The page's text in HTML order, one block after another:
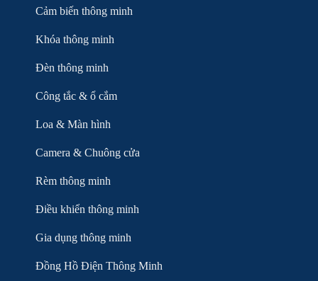
Cảm biến thông minh
Khóa thông minh
Đèn thông minh
Công tắc & ổ cắm
Loa & Màn hình
Camera & Chuông cửa
Rèm thông minh
Điều khiển thông minh
Gia dụng thông minh
Đồng Hồ Điện Thông Minh